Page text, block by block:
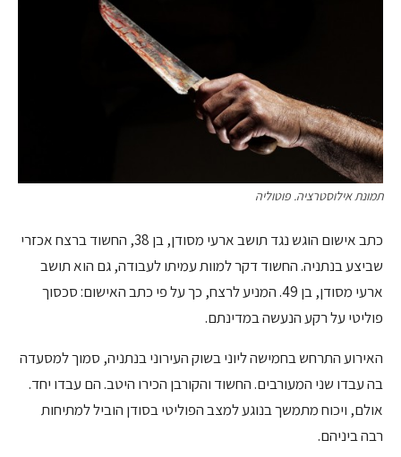
תמונת אילוסטרציה. פוטוליה
כתב אישום הוגש נגד תושב ארעי מסודן, בן 38, החשוד ברצח אכזרי
שביצע בנתניה. החשוד דקר למוות עמיתו לעבודה, גם הוא תושב
ארעי מסודן, בן 49. המניע לרצח, כך על פי כתב האישום: סכסוך
פוליטי על רקע הנעשה במדינתם.
האירוע התרחש בחמישה ליוני בשוק העירוני בנתניה, סמוך למסעדה
בה עבדו שני המעורבים. החשוד והקורבן הכירו היטב. הם עבדו יחד.
אולם, ויכוח מתמשך בנוגע למצב הפוליטי בסודן הוביל למתיחות
רבה ביניהם.